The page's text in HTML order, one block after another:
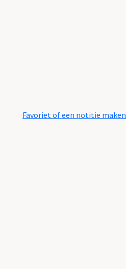
Favoriet of een notitie maken